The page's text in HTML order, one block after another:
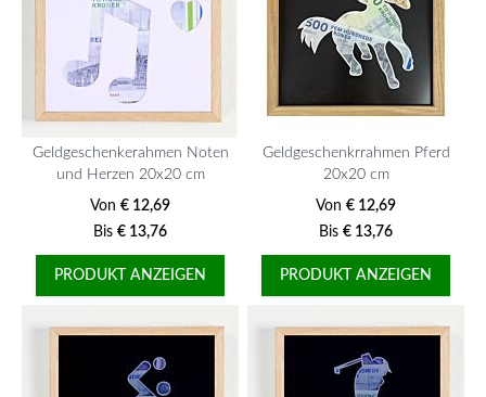
Geldgeschenkerahmen Noten
und Herzen 20x20 cm
Von € 12,69
Bis € 13,76
PRODUKT ANZEIGEN
Geldgeschenkrrahmen Pferd
20x20 cm
Von € 12,69
Bis € 13,76
PRODUKT ANZEIGEN